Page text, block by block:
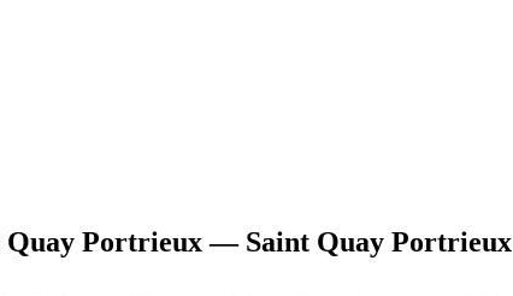
Quay Portrieux — Saint Quay Portrieux